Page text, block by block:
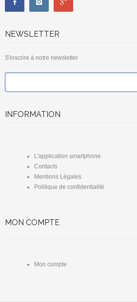
NEWSLETTER
S'inscrire à notre newsletter
INFORMATION
L'application smartphone
Contacts
Mentions Légales
Politique de confidentialité
MON COMPTE
Mon compte